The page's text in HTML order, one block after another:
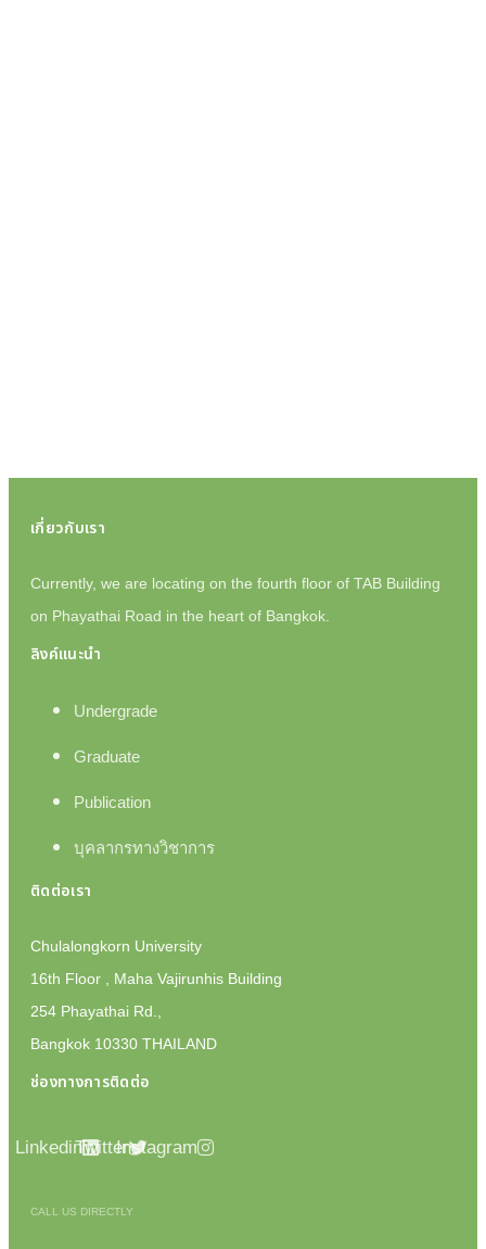
เกี่ยวกับเรา
Currently, we are locating on the fourth floor of TAB Building
on Phayathai Road in the heart of Bangkok.
ลิงค์แนะนำ
Undergrade
Graduate
Publication
บุคลากรทางวิชาการ
ติดต่อเรา
Chulalongkorn University
16th Floor , Maha Vajirunhis Building
254 Phayathai Rd.,
Bangkok 10330 THAILAND
ช่องทางการติดต่อ
LinkedinTwitterInstagram
CALL US DIRECTLY